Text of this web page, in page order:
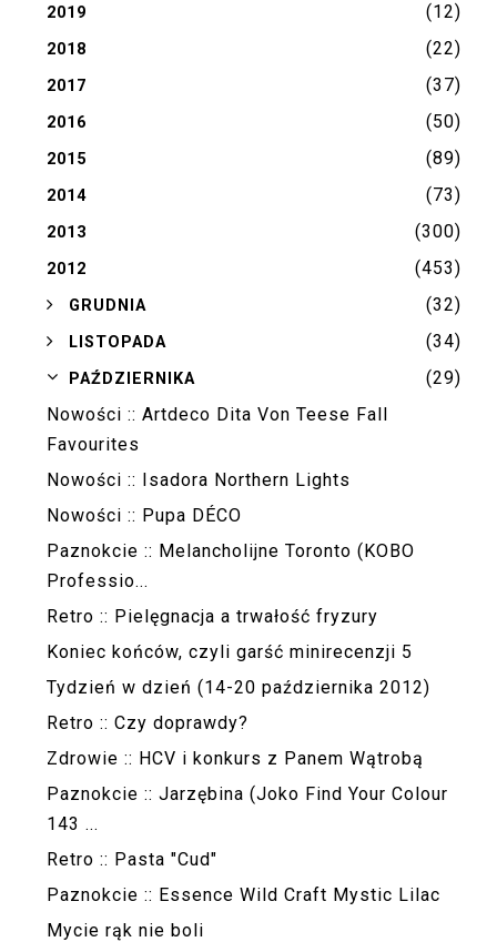
2019 (12)
2018 (22)
2017 (37)
2016 (50)
2015 (89)
2014 (73)
2013 (300)
2012 (453)
►GRUDNIA (32)
►LISTOPADA (34)
▼PAŹDZIERNIKA
(29)
Nowości :: Artdeco Dita Von Teese Fall
Favourites
Nowości :: Isadora Northern Lights
Nowości :: Pupa DÉCO
Paznokcie :: Melancholijne Toronto (KOBO
Professio...
Retro :: Pielęgnacja a trwałość fryzury
Koniec końców, czyli garść minirecenzji 5
Tydzień w dzień (14-20 października 2012)
Retro :: Czy doprawdy?
Zdrowie :: HCV i konkurs z Panem Wątrobą
Paznokcie :: Jarzębina (Joko Find Your Colour
143 ...
Retro :: Pasta "Cud"
Paznokcie :: Essence Wild Craft Mystic Lilac
Mycie rąk nie boli